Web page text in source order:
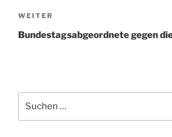
Nächster
Beitrag
WEITER
Bundestagsabgeordnete gegen
nach: